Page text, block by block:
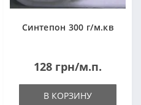
Синтепон 300 г/м.кв
128 грн/м.п.
В КОРЗИНУ